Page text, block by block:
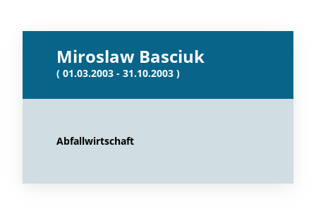
Miroslaw Basciuk
( 01.03.2003 - 31.10.2003 )
Abfallwirtschaft